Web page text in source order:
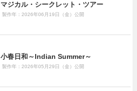
マジカル・シークレット・ツアー
製作年：2026年06月19日（金）公開
小春日和～Indian Summer～
製作年：2026年05月29日（金）公開